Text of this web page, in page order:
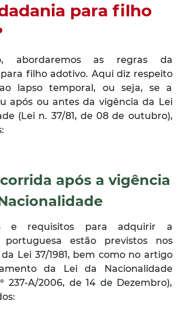
para filho
abordaremos as regras da
filho adotivo. Aqui diz respeito
lapso temporal, ou seja, se a
após ou antes da vigência da Lei
(Lei n. 37/81, de 08 de outubro),
após a vigência
e requisitos para adquirir a
portuguesa estão previstos nos
Lei 37/1981, bem como no artigo
da Lei da Nacionalidade
237-A/2006, de 14 de Dezembro),